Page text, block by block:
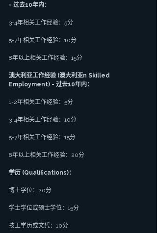
- 过去10年内：
3-4年相关工作经验：5分
5-7年相关工作经验：10分
8年以上相关工作经验：15分
澳大利亚工作经验 (澳大利亚n Skilled
Employment) - 过去10年内：
1-2年相关工作经验：5分
3-4年相关工作经验：10分
5-7年相关工作经验：15分
8年以上相关工作经验：20分
学历 (Qualifications)：
博士学位：20分
学士学位或硕士学位：15分
技工学历或文凭：10分